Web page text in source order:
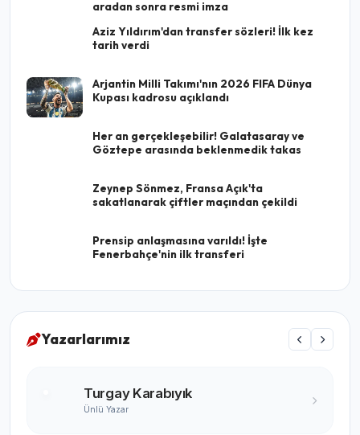
aradan sonra resmi imza
Aziz Yıldırım'dan transfer sözleri! İlk kez
tarih verdi
Arjantin Milli Takımı'nın 2026 FIFA Dünya
Kupası kadrosu açıklandı
Her an gerçekleşebilir! Galatasaray ve
Göztepe arasında beklenmedik takas
Zeynep Sönmez, Fransa Açık'ta
sakatlanarak çiftler maçından çekildi
Prensip anlaşmasına varıldı! İşte
Fenerbahçe'nin ilk transferi
Yazarlarımız
Turgay Karabıyık
Ünlü Yazar